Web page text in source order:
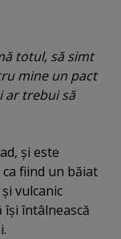
totul, să simt
mine un pact
ar trebui să
şi este
fiind un băiat
vulcanic
întâlnească